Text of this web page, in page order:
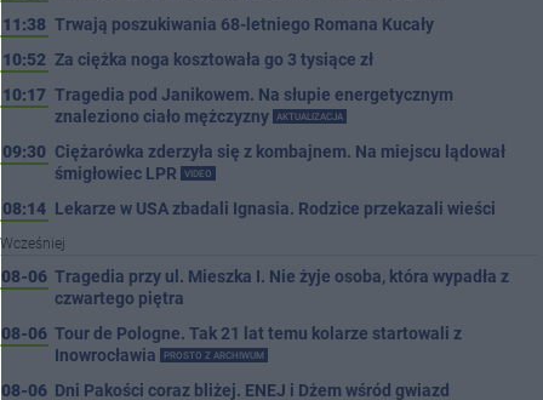
11:38 Trwają poszukiwania 68-letniego Romana Kucały
10:52 Za ciężka noga kosztowała go 3 tysiące zł
10:17 Tragedia pod Janikowem. Na słupie energetycznym
znaleziono ciało mężczyzny
AKTUALIZACJA
09:30 Ciężarówka zderzyła się z kombajnem. Na miejscu lądował
śmigłowiec LPR
VIDEO
08:14 Lekarze w USA zbadali Ignasia. Rodzice przekazali wieści
Wcześniej
08-06 Tragedia przy ul. Mieszka I. Nie żyje osoba, która wypadła z
czwartego piętra
08-06 Tour de Pologne. Tak 21 lat temu kolarze startowali z
Inowrocławia
PROSTO Z ARCHIWUM
08-06 Dni Pakości coraz bliżej. ENEJ i Dżem wśród gwiazd